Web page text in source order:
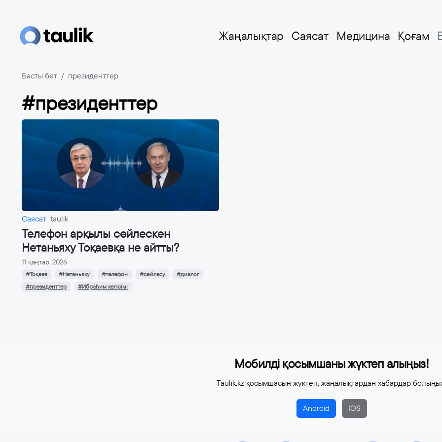
Жаңалықтар Саясат Медицина Қоғам
Басты бет президенттер
#президенттер
Саясат taulik
Телефон арқылы сөйлескен
Нетаньяху Тоқаевқа не айтты?
11 қаңтар, 2026
#Тоқаев #Нетаньяху #телефон #сөйлесу
#диалог
#президенттер
#Ибраһим келісімі
Мобилді қосымшаны жүктеп алыңыз!
Taulik.kz қосымшасын жүктеп, жаңалықтардан хабардар
Android IOS